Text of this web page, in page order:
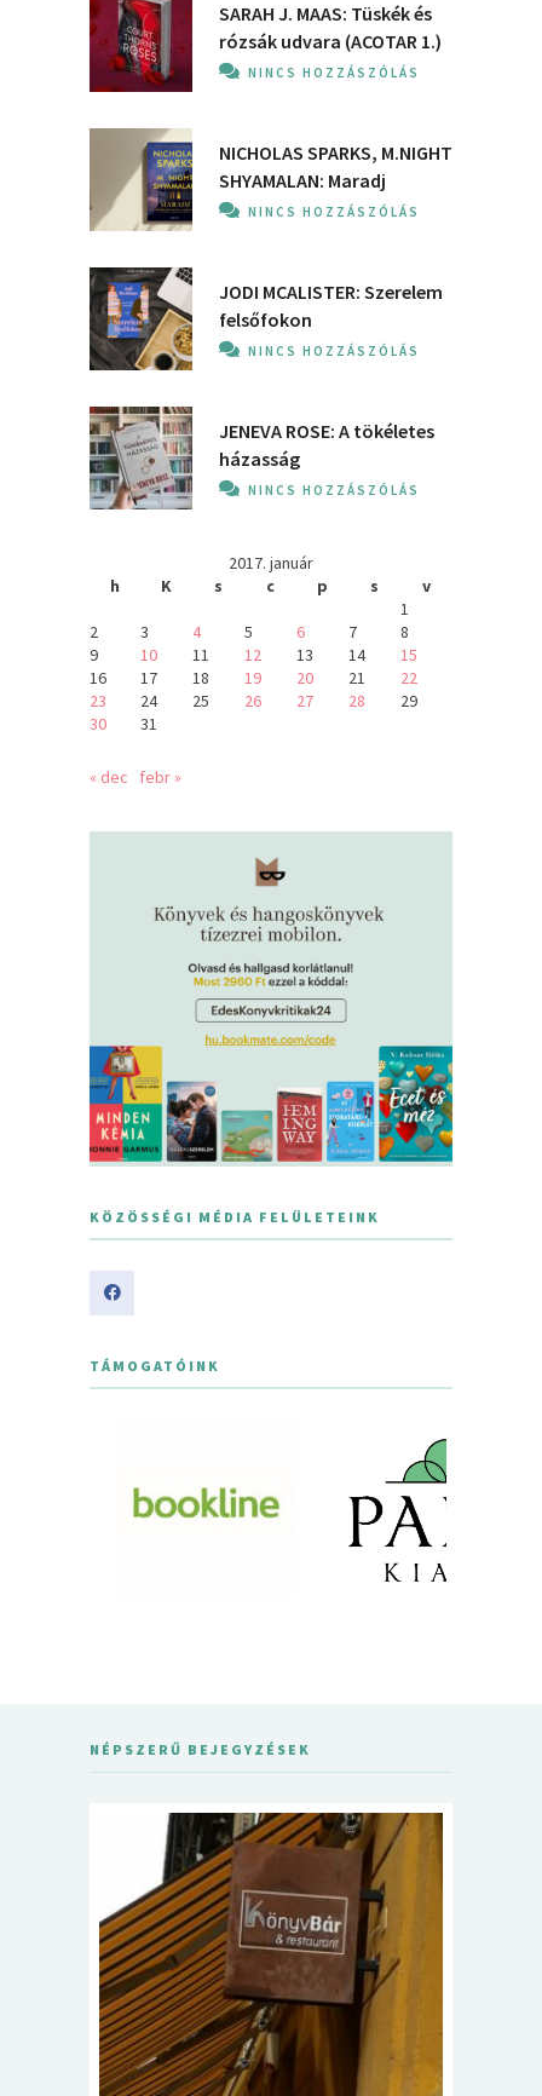
SARAH J. MAAS: Tüskék és
rózsák udvara (ACOTAR 1.)
NINCS HOZZÁSZÓLÁS
NICHOLAS SPARKS, M.NIGHT
SHYAMALAN: Maradj
NINCS HOZZÁSZÓLÁS
JODI MCALISTER: Szerelem
felsőfokon
NINCS HOZZÁSZÓLÁS
JENEVA ROSE: A ​tökéletes
házasság
NINCS HOZZÁSZÓLÁS
2017. január
h
K s c p s
v
1
2
3 4 5 6 7
8
9
10 11 12 13 14
15
16
17 18 19 20 21
22
23
24 25 26 27 28
29
30
31
« dec febr »
KÖZÖSSÉGI MÉDIA FELÜLETEINK
TÁMOGATÓINK
NÉPSZERŰ BEJEGYZÉSEK